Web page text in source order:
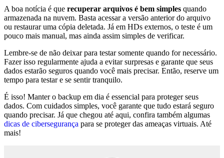
A boa notícia é que recuperar arquivos é bem simples quando
armazenada na nuvem. Basta acessar a versão anterior do arquivo
ou restaurar uma cópia deletada. Já em HDs externos, o teste é um
pouco mais manual, mas ainda assim simples de verificar.
Lembre-se de não deixar para testar somente quando for necessário.
Fazer isso regularmente ajuda a evitar surpresas e garante que seus
dados estarão seguros quando você mais precisar. Então, reserve um
tempo para testar e se sentir tranquilo.
É isso! Manter o backup em dia é essencial para proteger seus
dados. Com cuidados simples, você garante que tudo estará seguro
quando precisar. Já que chegou até aqui, confira também algumas
dicas de cibersegurança para se proteger das ameaças virtuais. Até
mais!